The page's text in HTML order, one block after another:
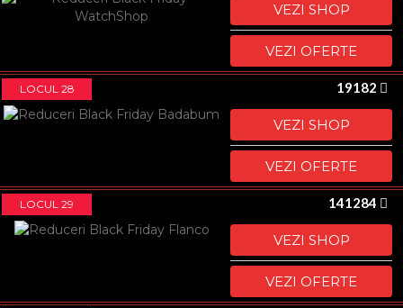
VEZI SHOP
VEZI OFERTE
LOCUL 28 19182
VEZI SHOP
VEZI OFERTE
LOCUL 29 141284
VEZI SHOP
VEZI OFERTE